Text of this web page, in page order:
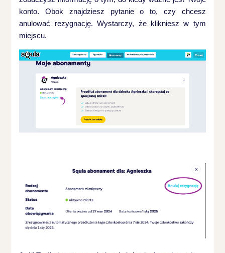
konto. Obok znajdziesz pytanie o to, czy chcesz
anulować rezygnację. Wystarczy, że klikniesz w tym
miejscu.